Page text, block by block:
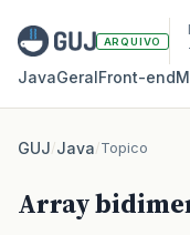
ARQUIVO
JavaGeralFront‑end
GUJ/Java/Topico
Array